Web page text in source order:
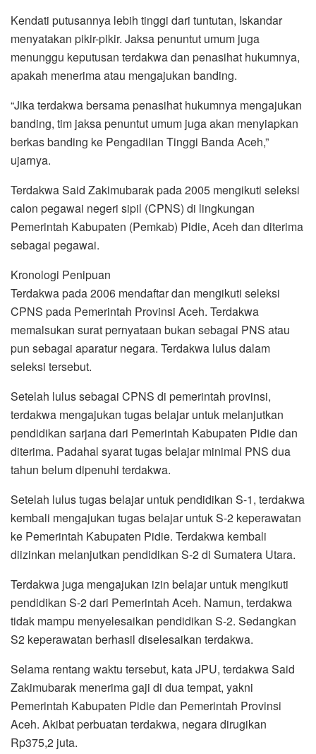
Kendati putusannya lebih tinggi dari tuntutan, Iskandar
menyatakan pikir-pikir. Jaksa penuntut umum juga
menunggu keputusan terdakwa dan penasihat hukumnya,
apakah menerima atau mengajukan banding.
“Jika terdakwa bersama penasihat hukumnya mengajukan
banding, tim jaksa penuntut umum juga akan menyiapkan
berkas banding ke Pengadilan Tinggi Banda Aceh,”
ujarnya.
Terdakwa Said Zakimubarak pada 2005 mengikuti seleksi
calon pegawai negeri sipil (CPNS) di lingkungan
Pemerintah Kabupaten (Pemkab) Pidie, Aceh dan diterima
sebagai pegawai.
Kronologi Penipuan
Terdakwa pada 2006 mendaftar dan mengikuti seleksi
CPNS pada Pemerintah Provinsi Aceh. Terdakwa
memalsukan surat pernyataan bukan sebagai PNS atau
pun sebagai aparatur negara. Terdakwa lulus dalam
seleksi tersebut.
Setelah lulus sebagai CPNS di pemerintah provinsi,
terdakwa mengajukan tugas belajar untuk melanjutkan
pendidikan sarjana dari Pemerintah Kabupaten Pidie dan
diterima. Padahal syarat tugas belajar minimal PNS dua
tahun belum dipenuhi terdakwa.
Setelah lulus tugas belajar untuk pendidikan S-1, terdakwa
kembali mengajukan tugas belajar untuk S-2 keperawatan
ke Pemerintah Kabupaten Pidie. Terdakwa kembali
diizinkan melanjutkan pendidikan S-2 di Sumatera Utara.
Terdakwa juga mengajukan izin belajar untuk mengikuti
pendidikan S-2 dari Pemerintah Aceh. Namun, terdakwa
tidak mampu menyelesaikan pendidikan S-2. Sedangkan
S2 keperawatan berhasil diselesaikan terdakwa.
Selama rentang waktu tersebut, kata JPU, terdakwa Said
Zakimubarak menerima gaji di dua tempat, yakni
Pemerintah Kabupaten Pidie dan Pemerintah Provinsi
Aceh. Akibat perbuatan terdakwa, negara dirugikan
Rp375,2 juta.